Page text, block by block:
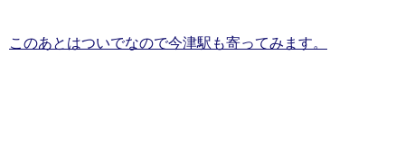
このあとはついでなので今津駅も寄ってみます。